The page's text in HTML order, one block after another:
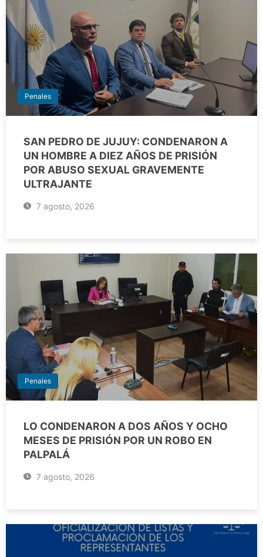
Penales
SAN PEDRO DE JUJUY: CONDENARON A
UN HOMBRE A DIEZ AÑOS DE PRISIÓN
POR ABUSO SEXUAL GRAVEMENTE
ULTRAJANTE
7 agosto, 2026
Penales
LO CONDENARON A DOS AÑOS Y OCHO
MESES DE PRISIÓN POR UN ROBO EN
PALPALÁ
7 agosto, 2026